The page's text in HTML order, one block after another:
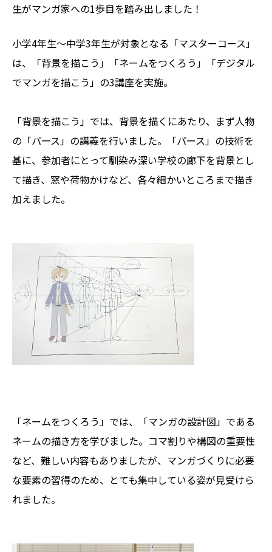
生がマンガ家への1歩目を踏み出しました！
小学4年生～中学3年生が対象となる「マスターコース」
は、「背景を描こう」「ネームをつくろう」「デジタル
でマンガを描こう」の3講座を実施。
「背景を描こう」では、背景を描くにあたり、まず人物
の「パース」の講義を行いました。「パース」の技術を
基に、参加者にとって馴染み深い学校の廊下を背景とし
て描き、窓や荷物かけなど、各々細かいところまで描き
加えました。
「ネームをつくろう」では、「マンガの設計図」である
ネームの描き方を学びました。コマ割りや構図の重要性
など、難しい内容もありましたが、マンガづくりに必要
な要素の習得のため、とても集中している姿が見受けら
れました。